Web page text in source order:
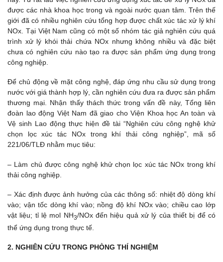
được các nhà khoa học trong và ngoài nước quan tâm. Trên thế
giới đã có nhiều nghiên cứu tổng hợp được chất xúc tác xử lý khí
NOx. Tại Việt Nam cũng có một số nhóm tác giả nghiên cứu quá
trình xử lý khói thải chứa NOx nhưng không nhiều và đặc biệt
chưa có nghiên cứu nào tạo ra được sản phẩm ứng dụng trong
công nghiệp.
Để chủ động về mặt công nghệ, đáp ứng nhu cầu sử dụng trong
nước với giá thành hợp lý, cần nghiên cứu đưa ra được sản phẩm
thương mại. Nhận thấy thách thức trong vấn đề này, Tổng liên
đoàn lao động Việt Nam đã giao cho Viện Khoa học An toàn và
Vệ sinh Lao động thực hiện đề tài “Nghiên cứu công nghệ khử
chọn lọc xúc tác NOx trong khí thải công nghiệp”, mã số
221/06/TLĐ nhằm mục tiêu:
– Làm chủ được công nghệ khử chọn lọc xúc tác NOx trong khí
thải công nghiệp.
– Xác định được ảnh hưởng của các thông số: nhiệt độ dòng khí
vào; vận tốc dòng khí vào; nồng độ khí NOx vào; chiều cao lớp
vật liệu; tỉ lệ mol NH3/NOx đến hiệu quả xử lý của thiết bị để có
thể ứng dụng trong thực tế.
2. NGHIÊN CỨU TRONG PHÒNG THÍ NGHIỆM